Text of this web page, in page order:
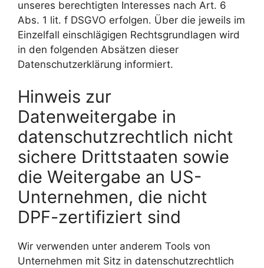
unseres berechtigten Interesses nach Art. 6
Abs. 1 lit. f DSGVO erfolgen. Über die jeweils im
Einzelfall einschlägigen Rechtsgrundlagen wird
in den folgenden Absätzen dieser
Datenschutzerklärung informiert.
Hinweis zur
Datenweitergabe in
datenschutzrechtlich nicht
sichere Drittstaaten sowie
die Weitergabe an US-
Unternehmen, die nicht
DPF-zertifiziert sind
Wir verwenden unter anderem Tools von
Unternehmen mit Sitz in datenschutzrechtlich